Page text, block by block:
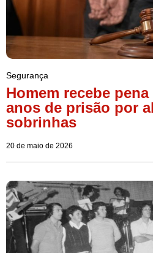
Segurança
Homem recebe
anos de prisão por
sobrinhas
20 de maio de 2026